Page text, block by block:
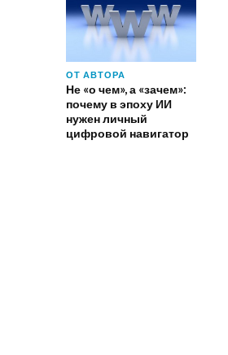
ОТ АВТОРА
Не «о чем», а «зачем»:
почему в эпоху ИИ
нужен личный
цифровой навигатор